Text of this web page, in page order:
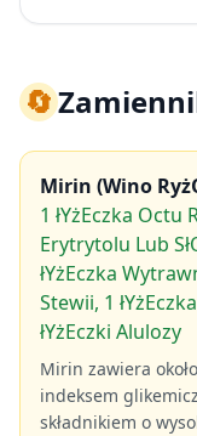
🔄
Mirin (Wino
1 łYżEczka Octu
Erytrytolu Lub
łYżEczka
Stewii, 1
łYżEczki Alulozy
Mirin zawiera
indeksem
składnikiem o